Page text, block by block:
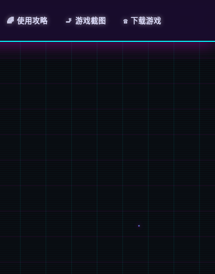
🌈 使用攻略 🚬 游戏截图 ☎️ 下载游戏